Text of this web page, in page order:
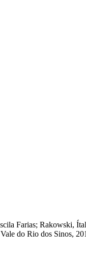
Farias; Rakowski,
do Rio dos Sinos,